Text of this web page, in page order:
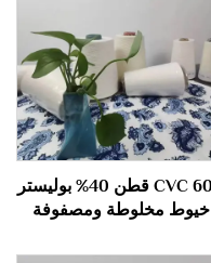
CVC 60% قطن 40% بوليستر
خيوط مخلوطة ومصفوفة